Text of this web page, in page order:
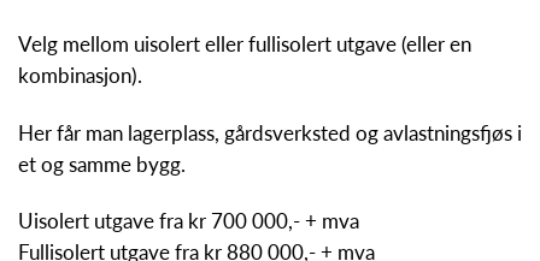
Velg mellom uisolert eller fullisolert utgave (eller en
kombinasjon).
Her får man lagerplass, gårdsverksted og avlastningsfjøs i
et og samme bygg.
Uisolert utgave fra kr 700 000,- + mva
Fullisolert utgave fra kr 880 000,- + mva